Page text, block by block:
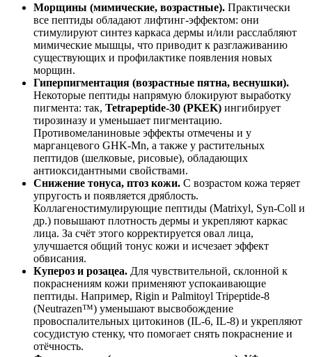
Морщины (мимические, возрастные). Практически
все пептиды обладают лифтинг-эффектом: они
стимулируют синтез каркаса дермы и/или расслабляют
мимические мышцы, что приводит к разглаживанию
существующих и профилактике появления новых
морщин.
Гиперпигментация (возрастные пятна, веснушки).
Некоторые пептиды напрямую блокируют выработку
пигмента: так, Tetrapeptide-30 (PKEK) ингибирует
тирозиназу и уменьшает пигментацию.
Противомеланиновые эффекты отмечены и у
марганцевого GHK-Mn, а также у растительных
пептидов (шелковые, рисовые), обладающих
антиоксидантными свойствами.
Снижение тонуса, птоз кожи. С возрастом кожа теряет
упругость и появляется дряблость.
Коллагеностимулирующие пептиды (Matrixyl, Syn-Coll и
др.) повышают плотность дермы и укрепляют каркас
лица. За счёт этого корректируется овал лица,
улучшается общий тонус кожи и исчезает эффект
обвисания.
Купероз и розацеа. Для чувствительной, склонной к
покраснениям кожи применяют успокаивающие
пептиды. Например, Rigin и Palmitoyl Tripeptide-8
(Neutrazen™) уменьшают высвобождение
провоспалительных цитокинов (IL-6, IL-8) и укрепляют
сосудистую стенку, что помогает снять покраснение и
отёчность.